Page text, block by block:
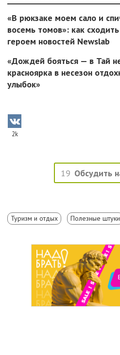
«В рюкзаке моем сало и
восемь томов»: как
героем новостей Newslab
«Дождей бояться — в Тай
красноярка в несезон
улыбок»
2k
19 Обсудить
Туризм и отдых Полезные штуки